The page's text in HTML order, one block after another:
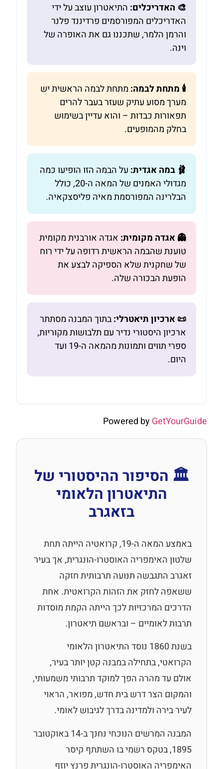
🎨 האדריכלים: התיאטרון עוצב על ידי
האדריכלים המפורסמים פרדיננד פלנר
והרמן הלמר, שתכננו גם את האופרה של
וינה.
🕯️ מתחת לבמה: מתחת לבמה הראשית יש
מערך מסוע עתיק שעזר בעבר להרים
תפאורות כבדות – והוא עדיין בשימוש
בחלק מהמופעים.
🩰 במה אגדית: על הבמה הזו הופיעו כמה
מגדולי האמנים של המאה ה-20, כולל
הבלרינה המפורסמת מאיה פליסצקאיה.
👻 אגדה מקומית: אגדה אורבנית מקומית
טוענת שהבמה הראשית רדופה על ידי רוח
של שחקנית שלא הספיקה לבצע את
הופעת הבכורה שלה.
📜 ארכיון תיאטרלי:בתוך המבנה מסתתר
ארכיון היסטורי נדיר עם תלבושות מקוריות,
ספרי תווים ותמונות מהמאה ה-19 ועד
היום.
Powered byGetYourGuide
🏛️ הסיפור ההיסטורי של
התיאטרון הלאומי
בזאגרב
באמצע המאה ה-19, קרואטיה הייתה תחת
שלטון האימפריה האוסטרו-הונגרית, אך בעיר
זאגרב התגבשה תנועה תרבותית חזקה
ששאפה לחזק את הזהות הקרואטית. אחת
הדרכים המרכזיות לכך הייתה הקמת מוסדות
תרבות לאומיים – ובראשם תיאטרון.
בשנת 1860 נוסד התיאטרון הלאומי
הקרואטי, בתחילה במבנה קטן יותר בעיר,
אולם עד מהרה הפך למוקד תרבותי משמעותי,
והמקום הצר דרש בית חדש, מפואר, הראוי
לעיר בירה ולמדינה בדרך לגיבוש לאומי.
המבנה המרשים הנוכחי נחנך ב-14 באוקטובר
1895, בטקס רשמי בו השתתף קיסר
האימפריה האוסטרו-הונגרית פרנץ יוזף